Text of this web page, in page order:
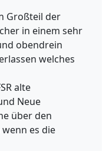
Großteil der
in einem sehr
obendrein
welches
alte
Neue
über den
es die